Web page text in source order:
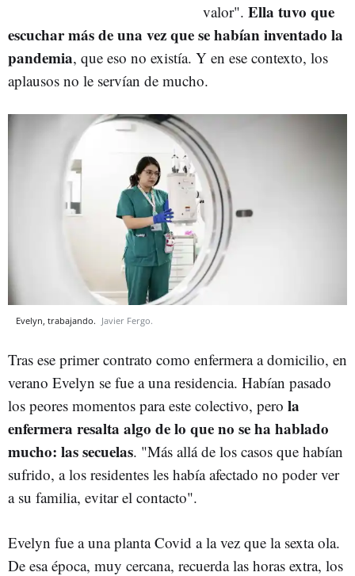
valor". Ella tuvo que
escuchar más de una vez que se habían inventado la
pandemia, que eso no existía. Y en ese contexto, los
aplausos no le servían de mucho.
Evelyn, trabajando. Javier Fergo.
Tras ese primer contrato como enfermera a domicilio, en
verano Evelyn se fue a una residencia. Habían pasado
los peores momentos para este colectivo, pero la
enfermera resalta algo de lo que no se ha hablado
mucho: las secuelas. "Más allá de los casos que habían
sufrido, a los residentes les había afectado no poder ver
a su familia, evitar el contacto".
Evelyn fue a una planta Covid a la vez que la sexta ola.
De esa época, muy cercana, recuerda las horas extra, los